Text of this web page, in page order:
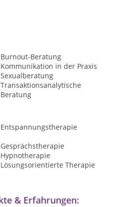
Burnout-Beratung
Kommunikation in der Praxis
Sexualberatung
Transaktionsanalytische
Beratung
Entspannungstherapie
Gesprächstherapie
Hypnotherapie
Lösungsorientierte Therapie
& Erfahrungen: